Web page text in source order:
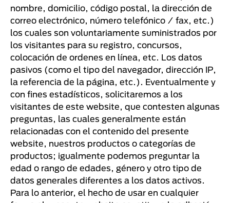
nombre, domicilio, código postal, la dirección de
correo electrónico, número telefónico / fax, etc.)
los cuales son voluntariamente suministrados por
los visitantes para su registro, concursos,
colocación de ordenes en línea, etc. Los datos
pasivos (como el tipo del navegador, dirección IP,
la referencia de la página, etc.). Eventualmente y
con fines estadísticos, solicitaremos a los
visitantes de este website, que contesten algunas
preguntas, las cuales generalmente están
relacionadas con el contenido del presente
website, nuestros productos o categorías de
productos; igualmente podemos preguntar la
edad o rango de edades, género y otro tipo de
datos generales diferentes a los datos activos.
Para lo anterior, el hecho de usar en cualquier